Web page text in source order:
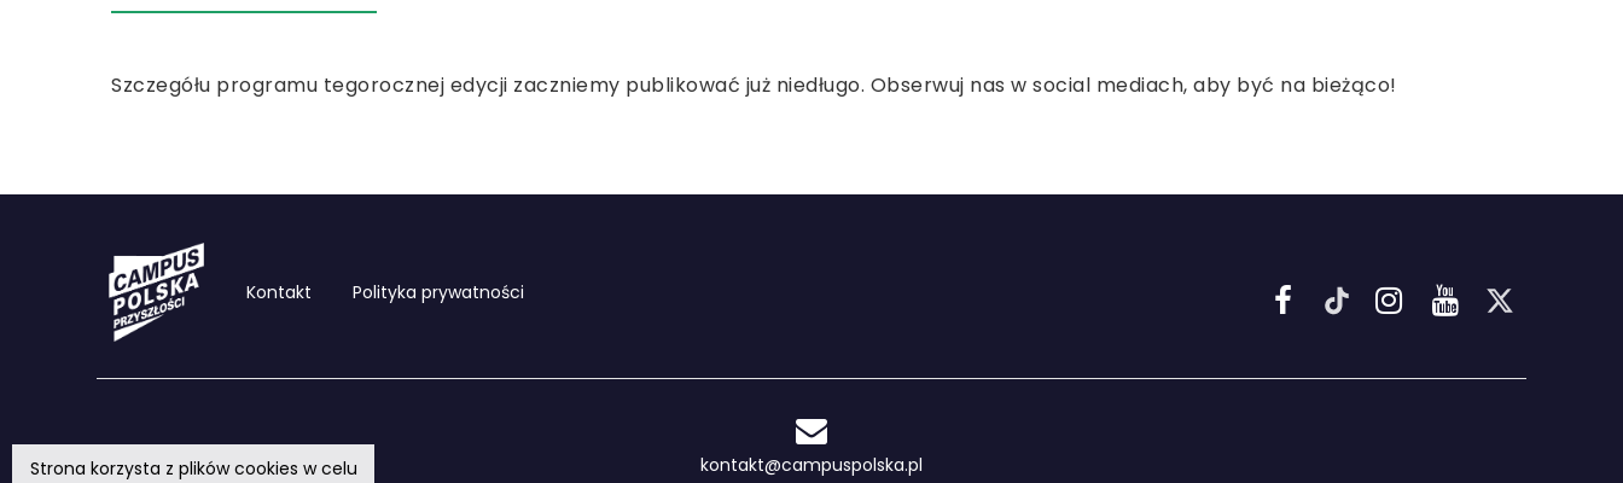
Szczegółu programu tegorocznej edycji zaczniemy publikować już niedługo. Obserwuj nas w social mediach, aby być na bieżąco!
Kontakt Polityka prywatności
kontakt@campuspolska.pl
Strona korzysta z plików cookies w celu